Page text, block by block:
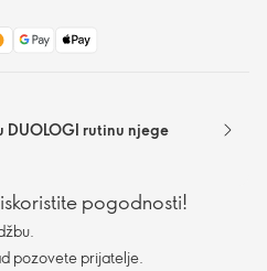
DUOLOGI rutinu njege
pogodnosti!
pozovete prijatelje.